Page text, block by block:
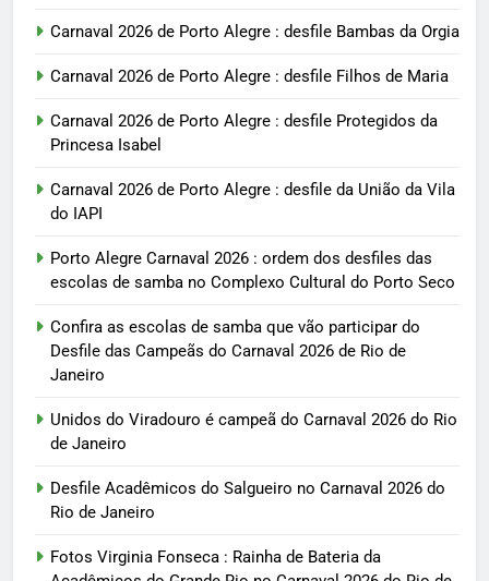
Carnaval 2026 de Porto Alegre : desfile Bambas da Orgia
Carnaval 2026 de Porto Alegre : desfile Filhos de Maria
Carnaval 2026 de Porto Alegre : desfile Protegidos da
Princesa Isabel
Carnaval 2026 de Porto Alegre : desfile da União da Vila
do IAPI
Porto Alegre Carnaval 2026 : ordem dos desfiles das
escolas de samba no Complexo Cultural do Porto Seco
Confira as escolas de samba que vão participar do
Desfile das Campeãs do Carnaval 2026 de Rio de
Janeiro
Unidos do Viradouro é campeã do Carnaval 2026 do Rio
de Janeiro
Desfile Acadêmicos do Salgueiro no Carnaval 2026 do
Rio de Janeiro
Fotos Virginia Fonseca : Rainha de Bateria da